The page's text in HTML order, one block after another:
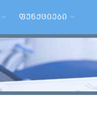
ᲤᲣᲜᲥᲪᲘᲔᲑᲘ